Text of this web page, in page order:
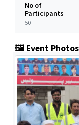
No of
Participants
50
🖼️ Event Photos